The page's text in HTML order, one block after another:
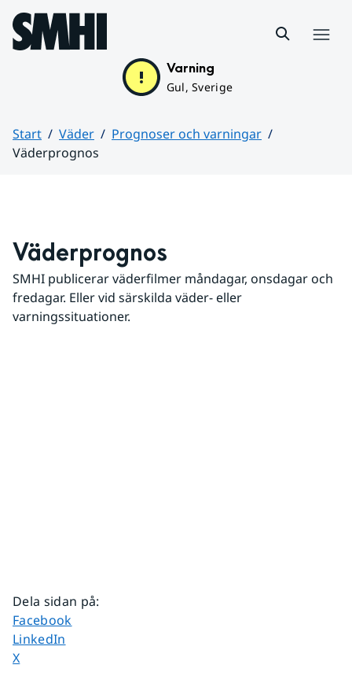
Hoppa till sidans innehåll
Varning
Gul, Sverige
Start Väder
Prognoser och varningar
Väderprognos
Väderprognos
SMHI publicerar väderfilmer måndagar, onsdagar och
fredagar. Eller vid särskilda väder- eller
varningssituationer.
Dela sidan på:
Dela sidan på
Facebook
Dela sidan på
LinkedIn
Dela sidan på
X